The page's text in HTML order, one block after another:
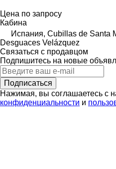
Цена по запросу
Кабина
Испания, Cubillas de Santa
Desguaces Velázquez
Связаться с продавцом
Подпишитесь на новые
Подписаться
Нажимая, вы соглашаетесь с
конфиденциальности и